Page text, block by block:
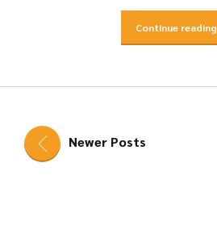
Continue reading
Newer Posts